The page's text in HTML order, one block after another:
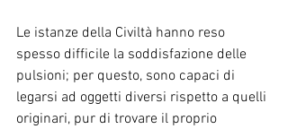
Le istanze della Civiltà hanno reso
spesso difficile la soddisfazione delle
pulsioni; per questo, sono capaci di
legarsi ad oggetti diversi rispetto a quelli
originari, pur di trovare il proprio